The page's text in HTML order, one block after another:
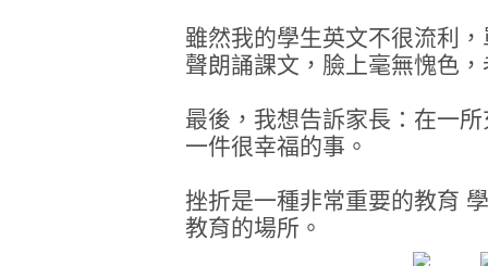
雖然我的學生英文不很流利
聲朗誦課文，臉上毫無愧色
最後，我想告訴家長：在一
一件很幸福的事。
挫折是一種非常重要的教育
教育的場所。